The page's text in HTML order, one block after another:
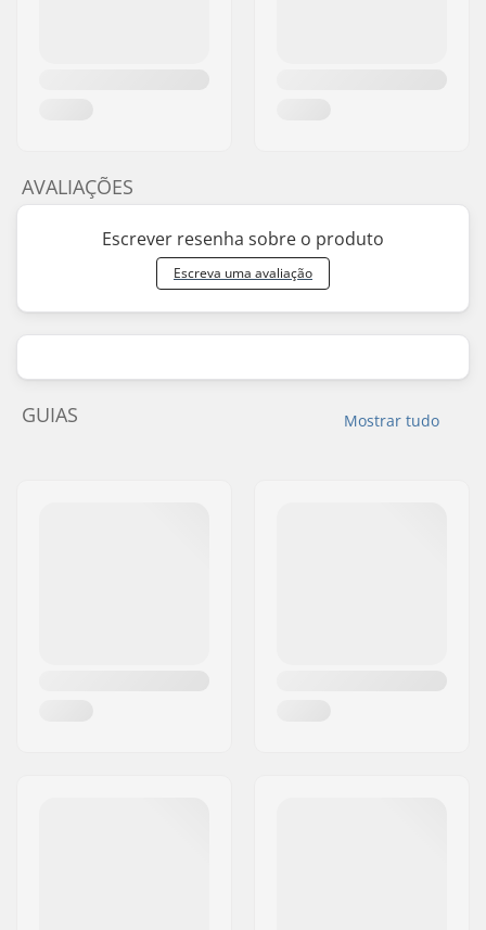
AVALIAÇÕES
Escrever resenha sobre o produto
Escreva uma avaliação
Mostrar tudo
GUIAS